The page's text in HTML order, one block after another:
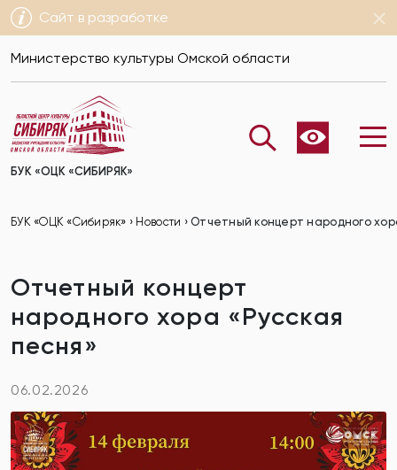
Сайт в разработке
Министерство культуры Омской области
БУК «ОЦК «СИБИРЯК»
БУК «ОЦК «Сибиряк» › Новости ›Отчетный концерт народного
Отчетный концерт
народного хора «Русская
песня»
06.02.2026